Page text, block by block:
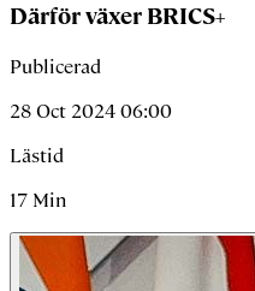
Därför växer BRICS+
Publicerad
28 Oct 2024 06:00
Lästid
17 Min